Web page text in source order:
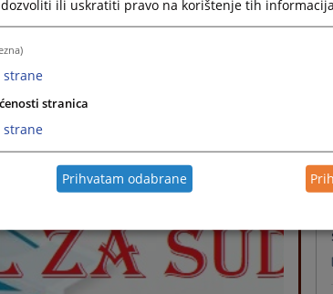
linkovi
ili uskratiti pravo na korištenje tih
strane
stranica
strane
Prihvatam odabrane